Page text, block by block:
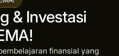
& Investasi
finansial yang